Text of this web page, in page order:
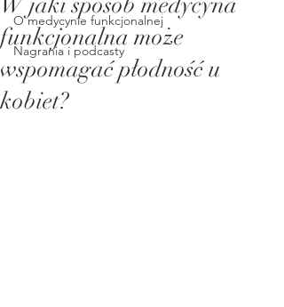
O medycynie funkcjonalnej
Nagrania i podcasty
funkcjonalna może
wspomagać płodność u
kobiet?